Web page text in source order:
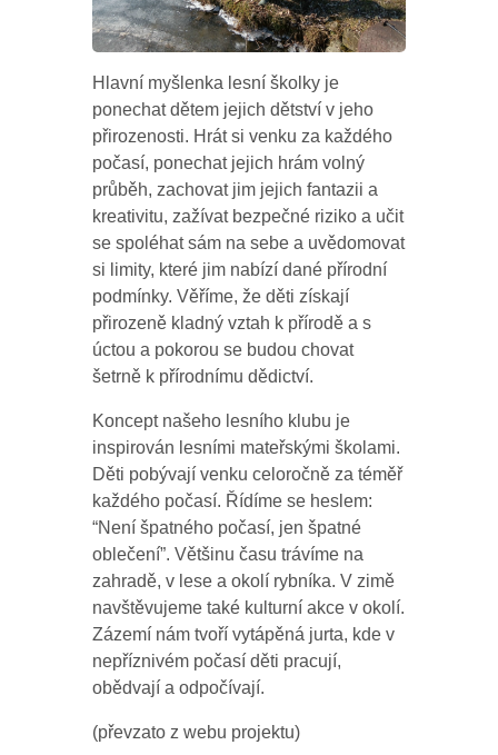
Hlavní myšlenka lesní školky je
ponechat dětem jejich dětství v jeho
přirozenosti. Hrát si venku za každého
počasí, ponechat jejich hrám volný
průběh, zachovat jim jejich fantazii a
kreativitu, zažívat bezpečné riziko a učit
se spoléhat sám na sebe a uvědomovat
si limity, které jim nabízí dané přírodní
podmínky. Věříme, že děti získají
přirozeně kladný vztah k přírodě a s
úctou a pokorou se budou chovat
šetrně k přírodnímu dědictví.
Koncept našeho lesního klubu je
inspirován lesními mateřskými školami.
Děti pobývají venku celoročně za téměř
každého počasí. Řídíme se heslem:
“Není špatného počasí, jen špatné
oblečení”. Většinu času trávíme na
zahradě, v lese a okolí rybníka. V zimě
navštěvujeme také kulturní akce v okolí.
Zázemí nám tvoří vytápěná jurta, kde v
nepříznivém počasí děti pracují,
obědvají a odpočívají.
(převzato z webu projektu)